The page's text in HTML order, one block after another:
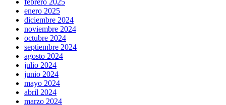
febrero 2025
enero 2025
diciembre 2024
noviembre 2024
octubre 2024
septiembre 2024
agosto 2024
julio 2024
junio 2024
mayo 2024
abril 2024
marzo 2024